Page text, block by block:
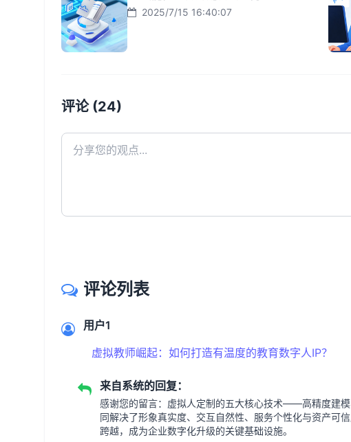
2025/7/15 16:40:07
评论 (24)
评论列表
用户1
虚拟教师崛起：如何打造有温度的教育数字人IP？
来自系统的回复：
感谢您的留言：虚拟人定制的五大核心技术——高精度建
同解决了形象真实度、交互自然性、服务个性化与资产可
跨越，成为企业数字化升级的关键基础设施。